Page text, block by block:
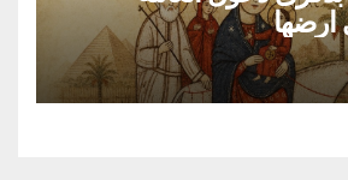
ارضها